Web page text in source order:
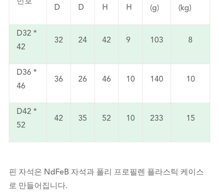
(g)
(kg)
D D H H
D32 *
42
32 24 42 9 103 8
D36 *
46
36 26 46 10 140 10
D42 *
52
42 35 52 10 233 15
핀 자석은 NdFeB 자석과 폴리 프로필렌 플라스틱 케이스
로 만들어집니다.